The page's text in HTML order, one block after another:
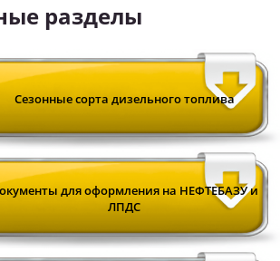
разделы
Сезонные сорта дизельного топлива
для оформления на НЕФТЕБАЗУ и
ЛПДС